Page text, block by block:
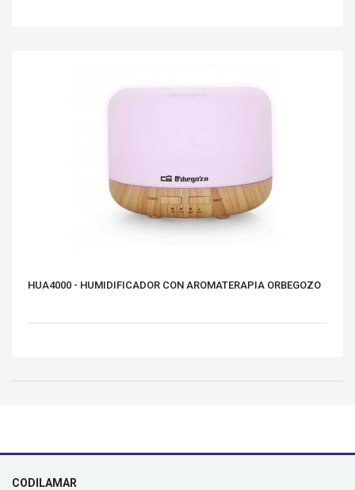
HUA4000 - HUMIDIFICADOR CON AROMATERAPIA ORBEGOZO
CODILAMAR